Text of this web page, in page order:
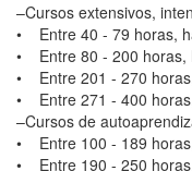
–Cursos extensivos,
• Entre 40 - 79 horas,
• Entre 80 - 200 horas,
• Entre 201 - 270
• Entre 271 - 400
–Cursos de
• Entre 100 - 189
• Entre 190 - 250